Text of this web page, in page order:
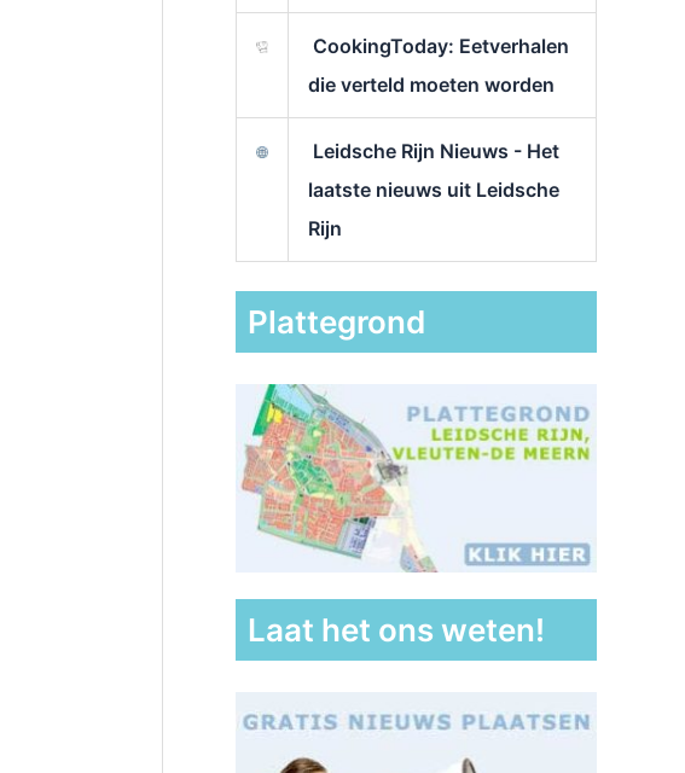
CookingToday: Eetverhalen
die verteld moeten worden
Leidsche Rijn Nieuws - Het
laatste nieuws uit Leidsche
Rijn
Plattegrond
Laat het ons weten!